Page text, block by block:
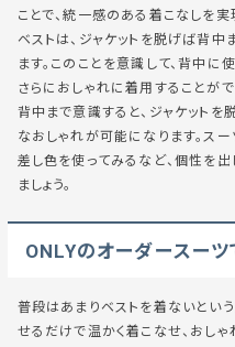
ことで、統一感のある着こなしを実
ベストは、ジャケットを脱げば背中
ます。このことを意識して、背中に
さらにおしゃれに着用することがで
背中まで意識すると、ジャケットを
なおしゃれが可能になります。ス
差し色を使ってみるなど、個性を
ましょう。
ONLYのオーダースーツ
普段はあまりベストを着ないとい
せるだけで温かく着こなせ、おし